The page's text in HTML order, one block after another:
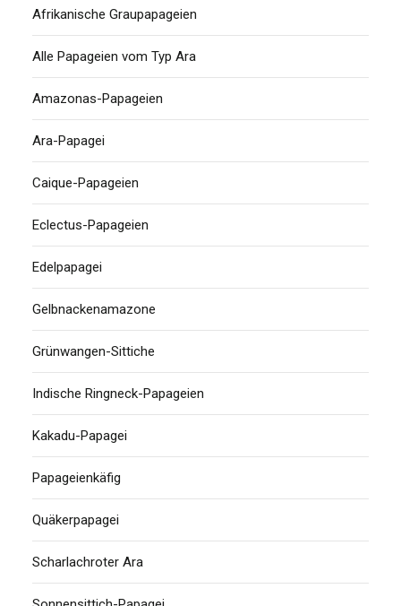
Afrikanische Graupapageien
Alle Papageien vom Typ Ara
Amazonas-Papageien
Ara-Papagei
Caique-Papageien
Eclectus-Papageien
Edelpapagei
Gelbnackenamazone
Grünwangen-Sittiche
Indische Ringneck-Papageien
Kakadu-Papagei
Papageienkäfig
Quäkerpapagei
Scharlachroter Ara